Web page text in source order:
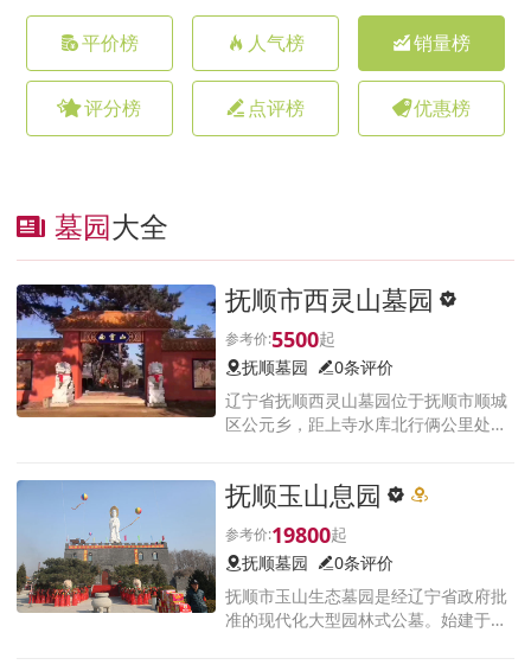
平价榜 人气榜 销量榜
评分榜 点评榜 优惠榜
墓园大全
抚顺市西灵山墓园
5500
抚顺墓园
0条评价
辽宁省抚顺西灵山墓园位于抚顺市顺城
区公元乡，距上寺水库北行俩公里处。
被茂密，朝案相连，龙湖相拥，内外名
抚顺玉山息园
19800
抚顺墓园
0条评价
抚顺市玉山生态墓园是经辽宁省政府批
准的现代化大型园林式公墓。始建于上